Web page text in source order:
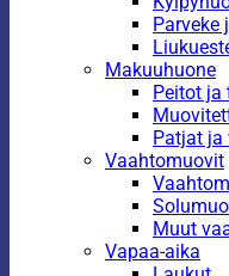
Parveke
Makuuhuone
Peitot ja
Patjat ja
Vaahtomuovit
Muut
Vapaa-aika